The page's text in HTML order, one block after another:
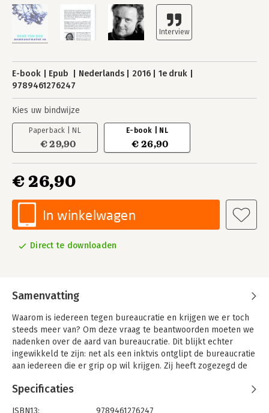
E-book Epub Nederlands 2016
1e druk
9789461276247
Kies uw bindwijze
Paperback | NL
€ 29,90
E-book | NL
€ 26,90
€ 26,90
In winkelwagen
Direct te downloaden
Samenvatting
Waarom is iedereen tegen bureaucratie en krijgen we er toch
steeds meer van? Om deze vraag te beantwoorden moeten we
nadenken over de aard van bureaucratie. Dit blijkt echter
ingewikkeld te zijn: net als een inktvis ontglipt de bureaucratie
aan iedereen die er grip op wil krijgen. Zij heeft zogezegd de
nooit het totaalbeeld ervan op ons netvlies kunnen krijgen.
Specificaties
ISBN13:
9789461276247